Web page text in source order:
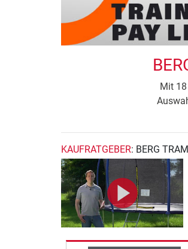
Mit
KAUFRATGEBER: BERG